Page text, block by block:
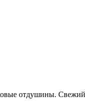
отдушины.